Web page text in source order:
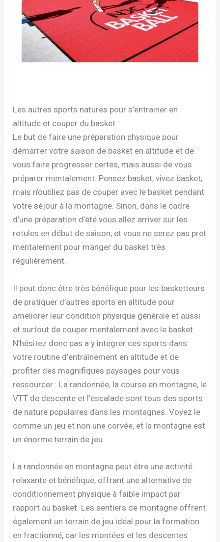
Les autres sports natures pour s’entrainer en
altitude et couper du basket
Le but de faire une préparation physique pour
démarrer votre saison de basket en altitude et de
vous faire progresser certes, mais aussi de vous
préparer mentalement. Pensez basket, vivez basket,
mais n’oubliez pas de couper avec le basket pendant
votre séjour à la montagne. Sinon, dans le cadre
d’une préparation d’été vous allez arriver sur les
rotules en début de saison, et vous ne serez pas pret
mentalement pour manger du basket très
régulièrement.
Il peut donc être très bénéfique pour les basketteurs
de pratiquer d’autres sports en altitude pour
améliorer leur condition physique générale et aussi
et surtout de couper mentalement avec le basket.
N’hésitez donc pas a y integrer ces sports dans
votre routine d’entraînement en altitude et de
profiter des magnifiques paysages pour vous
ressourcer : La randonnée, la course en montagne, le
VTT de descente et l’escalade sont tous des sports
de nature populaires dans les montagnes. Voyez le
comme un jeu et non une corvée, et la montagne est
un énorme terrain de jeu
La randonnée en montagne peut être une activité
relaxante et bénéfique, offrant une alternative de
conditionnement physique à faible impact par
rapport au basket. Les sentiers de montagne offrent
également un terrain de jeu idéal pour la formation
en fractionné, car les montées et les descentes